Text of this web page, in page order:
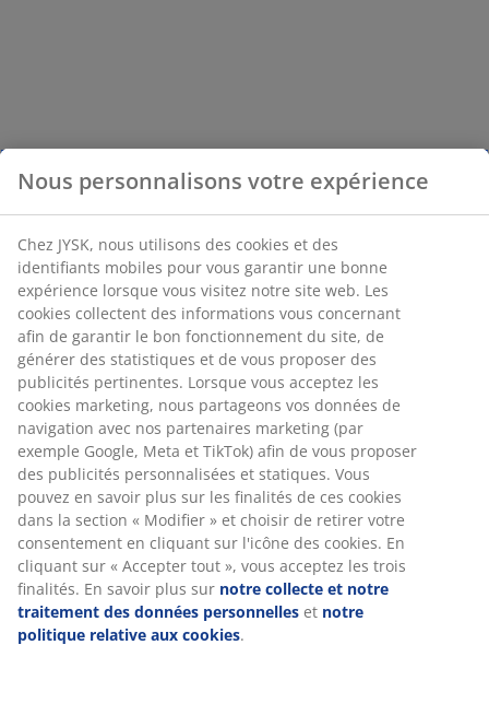
Nous personnalisons votre expérience
Chez JYSK, nous utilisons des cookies et des
identifiants mobiles pour vous garantir une bonne
expérience lorsque vous visitez notre site web. Les
cookies collectent des informations vous concernant
afin de garantir le bon fonctionnement du site, de
générer des statistiques et de vous proposer des
publicités pertinentes. Lorsque vous acceptez les
cookies marketing, nous partageons vos données de
navigation avec nos partenaires marketing (par
exemple Google, Meta et TikTok) afin de vous proposer
des publicités personnalisées et statiques. Vous
pouvez en savoir plus sur les finalités de ces cookies
dans la section « Modifier » et choisir de retirer votre
consentement en cliquant sur l'icône des cookies. En
cliquant sur « Accepter tout », vous acceptez les trois
finalités. En savoir plus sur notre collecte et notre
traitement des données personnelles et notre
politique relative aux cookies.